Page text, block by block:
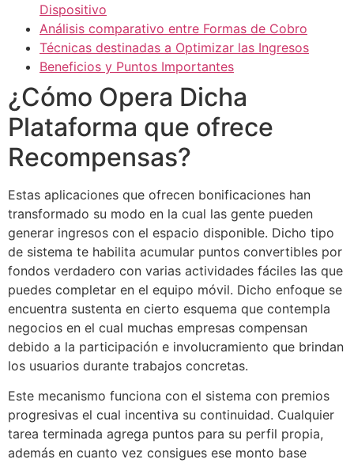
Dispositivo
Análisis comparativo entre Formas de Cobro
Técnicas destinadas a Optimizar las Ingresos
Beneficios y Puntos Importantes
¿Cómo Opera Dicha
Plataforma que ofrece
Recompensas?
Estas aplicaciones que ofrecen bonificaciones han
transformado su modo en la cual las gente pueden
generar ingresos con el espacio disponible. Dicho tipo
de sistema te habilita acumular puntos convertibles por
fondos verdadero con varias actividades fáciles las que
puedes completar en el equipo móvil. Dicho enfoque se
encuentra sustenta en cierto esquema que contempla
negocios en el cual muchas empresas compensan
debido a la participación e involucramiento que brindan
los usuarios durante trabajos concretas.
Este mecanismo funciona con el sistema con premios
progresivas el cual incentiva su continuidad. Cualquier
tarea terminada agrega puntos para su perfil propia,
además en cuanto vez consigues ese monto base